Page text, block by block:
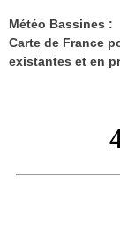
Météo Bassines :
Carte de France
existantes et en